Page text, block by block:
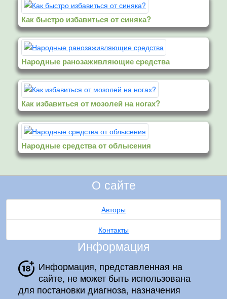
Как быстро избавиться от синяка?
Народные ранозаживляющие средства
Как избавиться от мозолей на ногах?
Народные средства от облысения
О сайте
Авторы
Контакты
Информация
Информация, представленная на
сайте, не может быть использована
для постановки диагноза, назначения